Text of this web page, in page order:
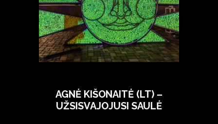
AGNĖ KIŠONAITĖ (LT) –
UŽSISVAJOJUSI SAULĖ